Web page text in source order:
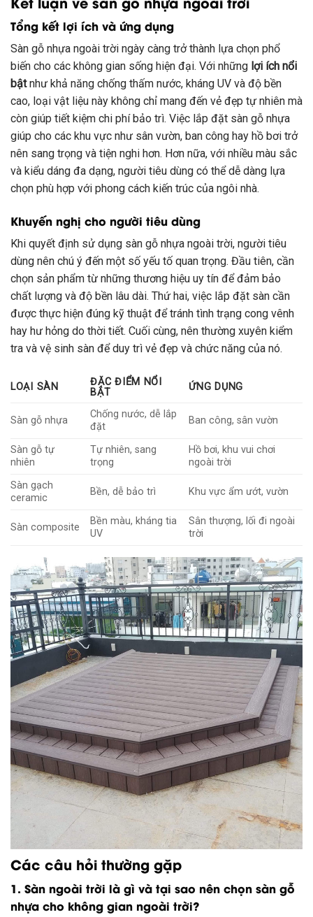
Tổng kết lợi ích và ứng dụng
Sàn gỗ nhựa ngoài trời ngày càng trở thành lựa chọn phổ
biến cho các không gian sống hiện đại. Với những lợi ích nổi
bậtnhư khả năng chống thấm nước, kháng UV và độ bền
cao, loại vật liệu này không chỉ mang đến vẻ đẹp tự nhiên mà
còn giúp tiết kiệm chi phí bảo trì. Việc lắp đặt sàn gỗ nhựa
giúp cho các khu vực như sân vườn, ban công hay hồ bơi trở
nên sang trọng và tiện nghi hơn. Hơn nữa, với nhiều màu sắc
và kiểu dáng đa dạng, người tiêu dùng có thể dễ dàng lựa
chọn phù hợp với phong cách kiến trúc của ngôi nhà.
Khuyến nghị cho người tiêu dùng
Khi quyết định sử dụng sàn gỗ nhựa ngoài trời, người tiêu
dùng nên chú ý đến một số yếu tố quan trọng. Đầu tiên, cần
chọn sản phẩm từ những thương hiệu uy tín để đảm bảo
chất lượng và độ bền lâu dài. Thứ hai, việc lắp đặt sàn cần
được thực hiện đúng kỹ thuật để tránh tình trạng cong vênh
hay hư hỏng do thời tiết. Cuối cùng, nên thường xuyên kiểm
tra và vệ sinh sàn để duy trì vẻ đẹp và chức năng của nó.
LOẠI SÀN
ĐẶC ĐIỂM NỔI
BẬT
ỨNG DỤNG
Sàn gỗ nhựa
Chống nước, dễ lắp
đặt
Ban công, sân vườn
Sàn gỗ tự
nhiên
Tự nhiên, sang
trọng
Hồ bơi, khu vui chơi
ngoài trời
Sàn gạch
ceramic
Bền, dễ bảo trì Khu vực ẩm ướt, vườn
Sàn composite
Bền màu, kháng tia
UV
Sân thượng, lối đi ngoài
trời
Các câu hỏi thường gặp
1. Sàn ngoài trời là gì và tại sao nên chọn sàn gỗ
nhựa cho không gian ngoài trời?